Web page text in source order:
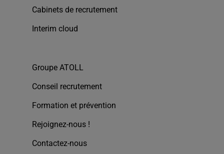
Cabinets de recrutement
Interim cloud
Groupe ATOLL
Conseil recrutement
Formation et prévention
Rejoignez-nous !
Contactez-nous